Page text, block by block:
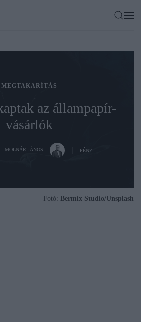
MEGTAKARÍTÁS
az állampapír-
vásárlók
MOLNÁR JÁNOS PÉNZ
Fotó: Bermix Studio/Unsplash